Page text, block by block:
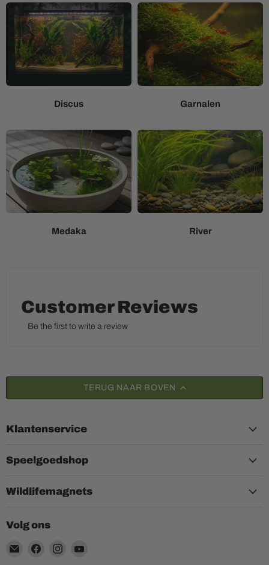
Discus Garnalen
Medaka River
Customer Reviews
Be the first to write a review
TERUG NAAR BOVEN
Klantenservice
Speelgoedshop
Wildlifemagnets
Volg ons
Email
Vind
Vind